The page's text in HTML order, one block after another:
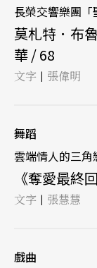
長榮交響樂團「
莫札特．布
華 / 68
文字 | 張偉明
舞蹈
雲端情人的三角
《奪愛最終
文字 | 張慧慧
戲曲